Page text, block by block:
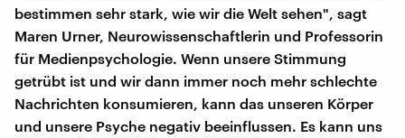
bestimmen sehr stark, wie wir die Welt sehen", sagt
Maren Urner, Neurowissenschaftlerin und Professorin
für Medienpsychologie. Wenn unsere Stimmung
getrübt ist und wir dann immer noch mehr schlechte
Nachrichten konsumieren, kann das unseren Körper
und unsere Psyche negativ beeinflussen. Es kann uns